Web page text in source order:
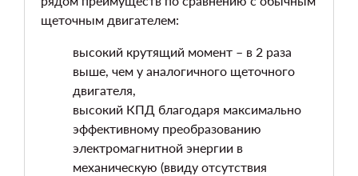
щеточным двигателем:
высокий крутящий момент – в 2 раза
выше, чем у аналогичного щеточного
двигателя,
высокий КПД благодаря максимально
эффективному преобразованию
электромагнитной энергии в
механическую (ввиду отсутствия